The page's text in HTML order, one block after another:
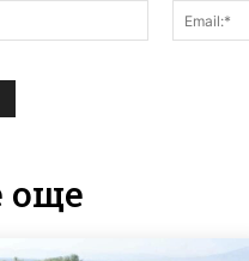
Име:*
още